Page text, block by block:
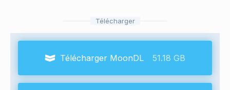
Télécharger
Télécharger MoonDL 51.18 GB